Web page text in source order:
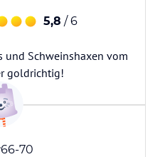
5,8 / 6
und Schweinshaxen vom
goldrichtig!
66-70